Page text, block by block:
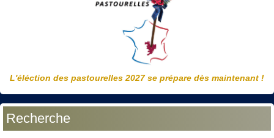
L'éléction des pastourelles 2027 se prépare dès maintenant !
Recherche